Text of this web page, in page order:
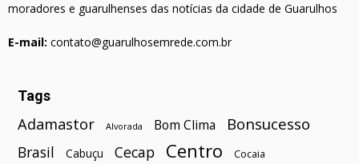
moradores e guarulhenses das notícias da cidade de Guarulhos
E-mail: contato@guarulhosemrede.com.br
Tags
Adamastor Alvorada Bom Clima Bonsucesso
Brasil Cabuçu Cecap Centro Cocaia